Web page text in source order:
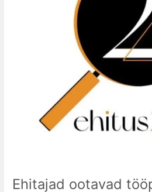
Ehitajad ootavad